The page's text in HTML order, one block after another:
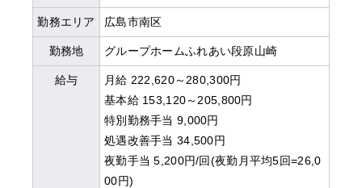
勤務エリア 広島市南区
勤務地 グループホームふれあい段原山崎
給与
月給 222,620～280,300円
基本給 153,120～205,800円
特別勤務手当 9,000円
処遇改善手当 34,500円
夜勤手当 5,200円/回(夜勤月平均5回=26,0
00円)